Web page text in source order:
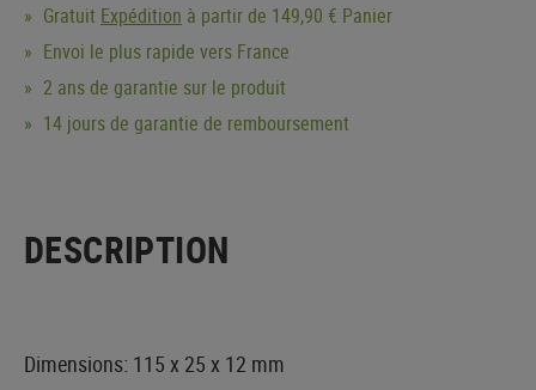
Gratuit Expédition à partir de 149,90 € Panier
Envoi le plus rapide vers France
2 ans de garantie sur le produit
14 jours de garantie de remboursement
DESCRIPTION
Dimensions: 115 x 25 x 12 mm